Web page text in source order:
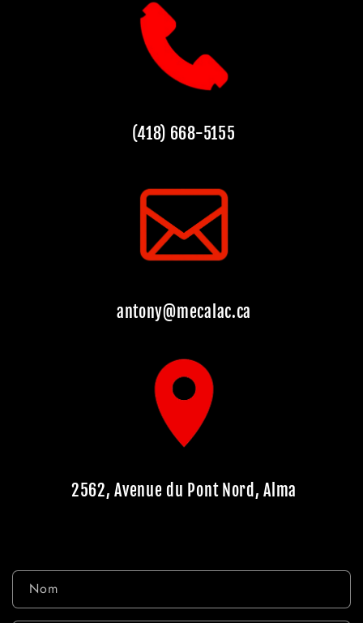
(418) 668-5155
antony@mecalac.ca
2562, Avenue du Pont Nord, Alma
F
o
Nom